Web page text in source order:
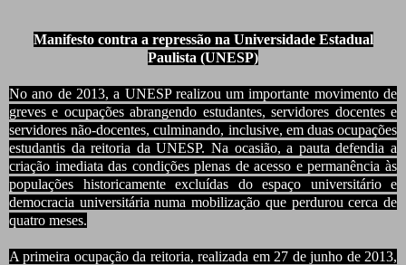
Manifesto contra a repressão na Universidade Estadual
Paulista (UNESP)
No ano de 2013, a UNESP realizou um importante movimento de
greves e ocupações abrangendo estudantes, servidores docentes e
servidores não-docentes, culminando, inclusive, em duas ocupações
estudantis da reitoria da UNESP. Na ocasião, a pauta defendia a
criação imediata das condições plenas de acesso e permanência às
populações historicamente excluídas do espaço universitário e
democracia universitária numa mobilização que perdurou cerca de
quatro meses.
A primeira ocupação da reitoria, realizada em 27 de junho de 2013,